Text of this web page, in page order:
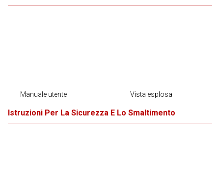
Manuale utente Vista esplosa
Istruzioni Per La Sicurezza E Lo Smaltimento